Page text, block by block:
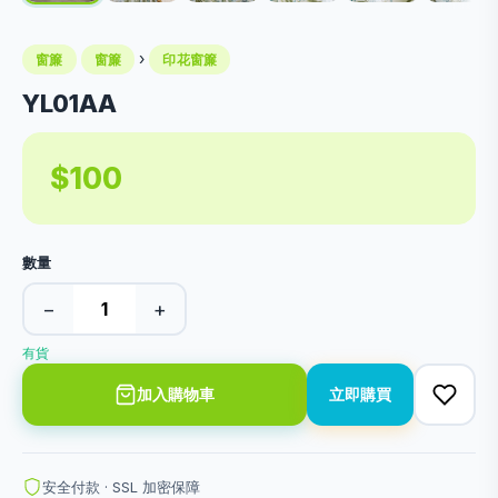
窗簾 窗簾 › 印花窗簾
YL01AA
$100
數量
− +
有貨
加入購物車 立即購買
安全付款 · SSL 加密保障